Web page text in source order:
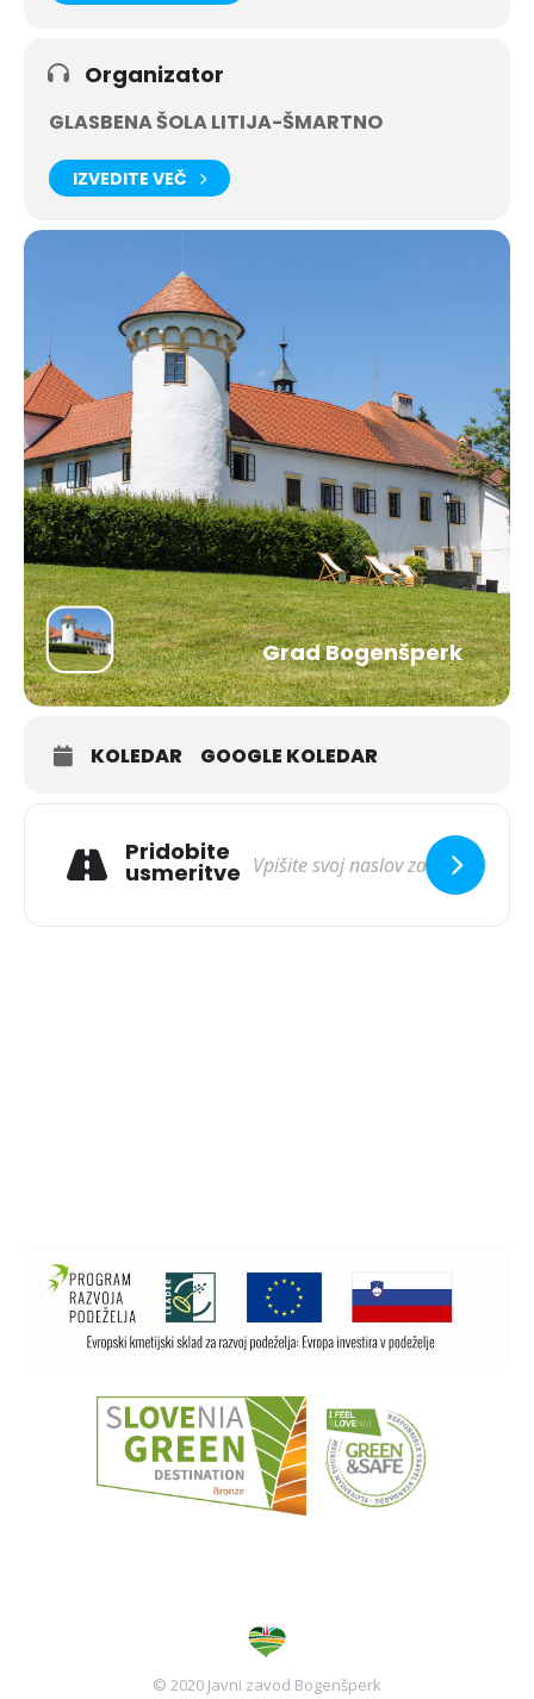
Organizator
GLASBENA ŠOLA LITIJA-ŠMARTNO
IZVEDITE VEČ
Grad Bogenšperk
KOLEDAR GOOGLE KOLEDAR
Pridobite
usmeritve
© 2020 Javni zavod Bogenšperk